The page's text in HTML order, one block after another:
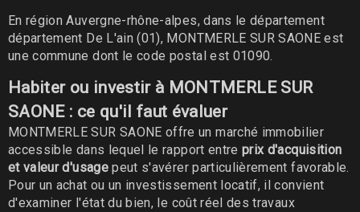
En région Auvergne-rhône-alpes, dans le département
département De L'ain (01), MONTMERLE SUR SAONE est
une commune dont le code postal est 01090.
Habiter ou investir à MONTMERLE SUR
SAONE : ce qu'il faut évaluer
MONTMERLE SUR SAONE offre un marché immobilier
accessible dans lequel le rapport entreprix d'acquisition
et valeur d'usagepeut s'avérer particulièrement favorable.
Pour un achat ou un investissement locatif, il convient
d'examiner l'état du bien, le coût réel des travaux